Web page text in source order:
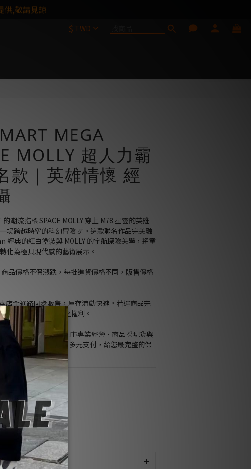
$ TWD
MEGA
MOLLY 超人力霸
款｜英雄情懷 經
的潮流指標 SPACE MOLLY 穿上 M78 星雲的英雄
場跨越時空的科幻冒險 ☄️。這款聯名作品完美融
經典的紅白塗裝與 MOLLY 的宇航探險美學，將童
化為極具現代感的藝術展示。
品價格不保漲跌，每批進貨價格不同，販售價格
店全通路同步販售，庫存流動快速。若遇商品完
留修改或取消訂單之權利。
官網與桃園門市專業經營，商品採現貨與
品管道、隨貨附發票、多元支付，給您最完整的保
NT$9,000
立即購買
供,敬請見諒